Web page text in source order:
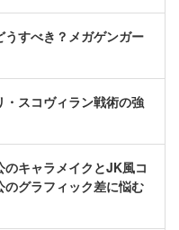
うすべき？メガゲンガー
・スコヴィラン戦術の強
のキャラメイクとJK風コ
グラフィック差に悩む